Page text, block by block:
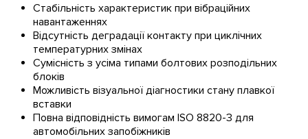
Стабільність характеристик при вібраційних
навантаженнях
Відсутність деградації контакту при циклічних
температурних змінах
Сумісність з усіма типами болтових розподільних
блоків
Можливість візуальної діагностики стану плавкої
вставки
Повна відповідність вимогам ISO 8820-3 для
автомобільних запобіжників